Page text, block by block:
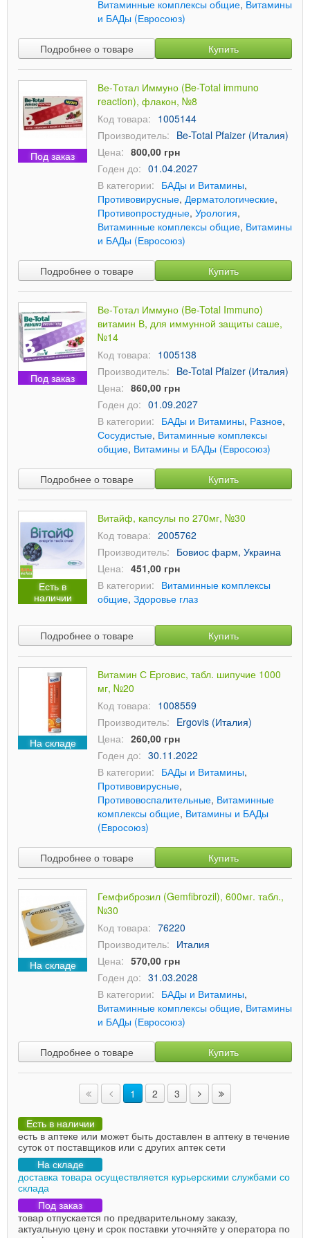
Витаминные комплексы общие, Витамины
и БАДы (Евросоюз)
Подробнее о товаре Купить
Под заказ
Ве-Тотал Иммуно (Be-Total immuno
reaction), флакон, №8
Код товара: 1005144
Производитель: Be-Total Pfaizer (Италия)
Цена: 800,00 грн
Годен до: 01.04.2027
В категории: БАДы и Витамины,
Противовирусные, Дерматологические,
Противопростудные, Урология,
Витаминные комплексы общие, Витамины
и БАДы (Евросоюз)
Подробнее о товаре Купить
Под заказ
Ве-Тотал Иммуно (Be-Total Immuno)
витамин В, для иммунной защиты саше,
№14
Код товара: 1005138
Производитель: Be-Total Pfaizer (Италия)
Цена: 860,00 грн
Годен до: 01.09.2027
В категории: БАДы и Витамины, Разное,
Сосудистые, Витаминные комплексы
общие, Витамины и БАДы (Евросоюз)
Подробнее о товаре Купить
Есть в
наличии
Витайф, капсулы по 270мг, №30
Код товара: 2005762
Производитель: Бовиос фарм, Украина
Цена: 451,00 грн
В категории: Витаминные комплексы
общие, Здоровье глаз
Подробнее о товаре Купить
На складе
Витамин С Ерговис, табл. шипучие 1000
мг, №20
Код товара: 1008559
Производитель: Ergovis (Италия)
Цена: 260,00 грн
Годен до: 30.11.2022
В категории: БАДы и Витамины,
Противовирусные,
Противовоспалительные, Витаминные
комплексы общие, Витамины и БАДы
(Евросоюз)
Подробнее о товаре Купить
На складе
Гемфиброзил (Gemfibrozil), 600мг. табл.,
№30
Код товара: 76220
Производитель: Италия
Цена: 570,00 грн
Годен до: 31.03.2028
В категории: БАДы и Витамины,
Витаминные комплексы общие, Витамины
и БАДы (Евросоюз)
Подробнее о товаре Купить
1 2 3
Есть в наличии
есть в аптеке или может быть доставлен в аптеку в течение
суток от поставщиков или с других аптек сети
На складе
доставка товара осуществляется курьерскими службами со
склада
Под заказ
товар отпускается по предварительному заказу,
актуальную цену и срок поставки уточняйте у оператора по